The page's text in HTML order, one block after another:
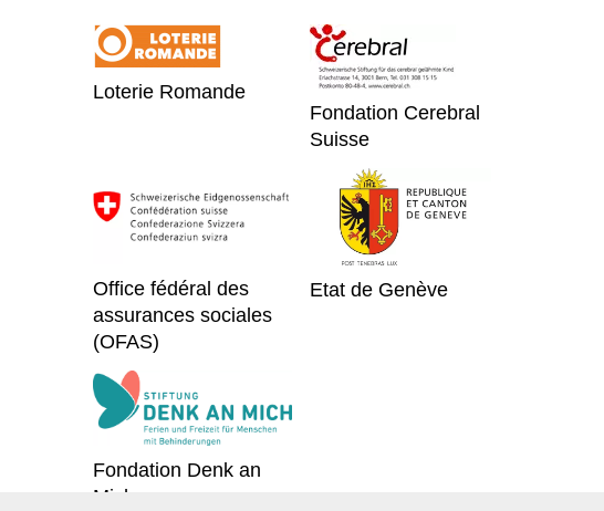
Loterie Romande
Fondation Cerebral
Suisse
Office fédéral des
assurances sociales
(OFAS)
Etat de Genève
Fondation Denk an
Mich